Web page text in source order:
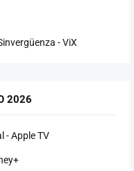
- ViX
2026
- Apple TV